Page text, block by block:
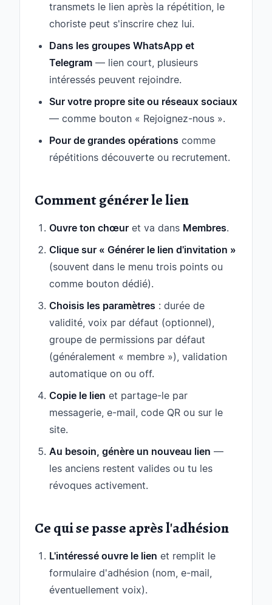
transmets le lien après la répétition, le
choriste peut s'inscrire chez lui.
Dans les groupes WhatsApp et
Telegram — lien court, plusieurs
intéressés peuvent rejoindre.
Sur votre propre site ou réseaux sociaux
— comme bouton « Rejoignez-nous ».
Pour de grandes opérations comme
répétitions découverte ou recrutement.
Comment générer le lien
Ouvre ton chœur et va dans Membres.
Clique sur « Générer le lien d'invitation »
(souvent dans le menu trois points ou
comme bouton dédié).
Choisis les paramètres : durée de
validité, voix par défaut (optionnel),
groupe de permissions par défaut
(généralement « membre »), validation
automatique on ou off.
Copie le lien et partage-le par
messagerie, e-mail, code QR ou sur le
site.
Au besoin, génère un nouveau lien —
les anciens restent valides ou tu les
révoques activement.
Ce qui se passe après l'adhésion
L'intéressé ouvre le lien et remplit le
formulaire d'adhésion (nom, e-mail,
éventuellement voix).